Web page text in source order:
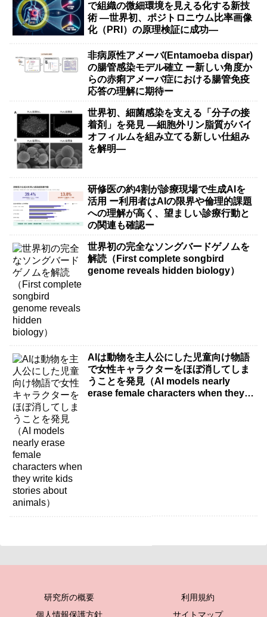
で組織の微細環境を見える化する新技
術 ―世界初、ポジトロニウム比率画像
化（PRI）の原理検証に成功―
非病原性アメーバ(Entamoeba dispar)
の腸管感染モデル確立 ー新しい角度か
らの赤痢アメーバ症における腸管免疫
応答の理解に期待ー
世界初、細菌感染を支える「分子の接
着剤」を発見 ―細胞外リン脂質がバイ
オフィルムを組み立てる新しい仕組み
を解明―
研修医の約4割が診療現場で生成AIを
活用 ー利用者はAIの限界や倫理的課題
への理解が高く、望ましい診療行動と
の関連も確認ー
世界初の完全なソングバードゲノムを
解読（First complete songbird
genome reveals hidden biology）
AIは動物を主人公にした児童向け物語
で女性キャラクターをほぼ消してしま
うことを発見（AI models nearly
erase female characters when they
研究所の概要
利用規約
個人情報保護方針
サイトマップ